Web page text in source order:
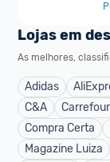
Lojas em
As melhores,
Adidas
C&A
Carrefour
Compra Certa
Magazine Luiza